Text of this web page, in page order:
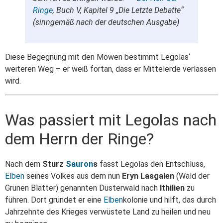
Ringe, Buch V, Kapitel 9 „Die Letzte Debatte“
(sinngemäß nach der deutschen Ausgabe)
Diese Begegnung mit den Möwen bestimmt Legolas‘
weiteren Weg – er weiß fortan, dass er Mittelerde verlassen
wird.
Was passiert mit Legolas nach
dem Herrn der Ringe?
Nach dem Sturz Saurons fasst Legolas den Entschluss,
Elben seines Volkes aus dem nun Eryn Lasgalen (Wald der
Grünen Blätter) genannten Düsterwald nach Ithilien zu
führen. Dort gründet er eine Elbenkolonie und hilft, das durch
Jahrzehnte des Krieges verwüstete Land zu heilen und neu